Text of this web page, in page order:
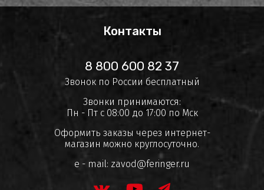
Контакты
8 800 600 82 37
Звонок по России бесплатный
Звонки принимаются:
Пн - Пт с 08:00 до 17:00 по Мск
Оформить заказы через интернет-
магазин можно круглосуточно.
e - mail: zavod@feringer.ru